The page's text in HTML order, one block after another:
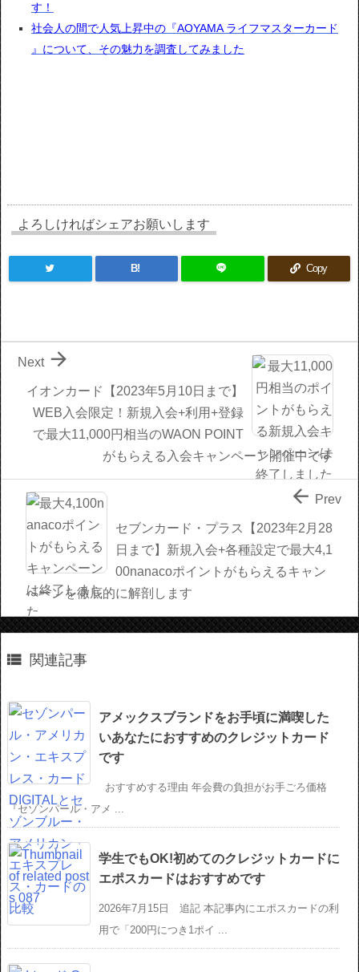
す！
社会人の間で人気上昇中の『AOYAMA ライフマスターカード
』について、その魅力を調査してみました
よろしければシェアお願いします
B! Copy
イオンカード【2023年5月10日まで】
WEB入会限定！新規入会+利用+登録
で最大11,000円相当のWAON POINT
がもらえる入会キャンペーン開催中です

Next
セブンカード・プラス【2023年2月28
日まで】新規入会+各種設定で最大4,1
00nanacoポイントがもらえるキャン
ペーンを徹底的に解剖します
 Prev
 関連記事
アメックスブランドをお手頃に満喫した
いあなたにおすすめのクレジットカード
です
おすすめする理由 年会費の負担がお手ごろ価格
『セゾンパール・アメ ...
学生でもOK!初めてのクレジットカードに
エポスカードはおすすめです
2026年7月15日 追記 本記事内にエポスカードの利
用で「200円につき1ポイ ...